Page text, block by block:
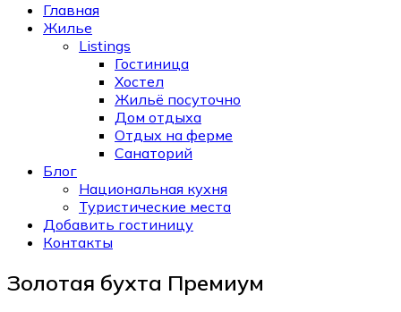
Главная
Жилье
Listings
Гостиница
Хостел
Жильё посуточно
Дом отдыха
Отдых на ферме
Санаторий
Блог
Национальная кухня
Туристические места
Добавить гостиницу
Контакты
Золотая бухта Премиум